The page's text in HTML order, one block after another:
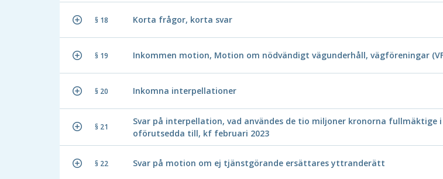
§ 18 Korta frågor, korta svar
§ 19 Inkommen motion, Motion om nödvändigt vägunderhåll, vägföreningar
§ 20 Inkomna interpellationer
§ 21
Svar på interpellation, vad användes de tio miljoner kronorna fullmäktige
oförutsedda till, kf februari 2023
§ 22 Svar på motion om ej tjänstgörande ersättares yttranderätt